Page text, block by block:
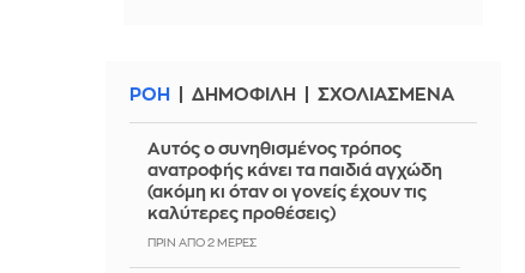
ΡΟΗ ΔΗΜΟΦΙΛΗ ΣΧΟΛΙΑΣΜΕΝΑ
Αυτός ο συνηθισμένος τρόπος
ανατροφής κάνει τα παιδιά αγχώδη
(ακόμη κι όταν οι γονείς έχουν τις
καλύτερες προθέσεις)
ΠΡΙΝ ΑΠΌ 2 ΜΈΡΕΣ